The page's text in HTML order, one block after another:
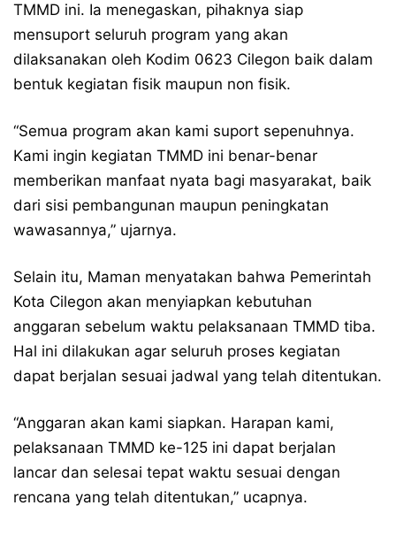
TMMD ini. Ia menegaskan, pihaknya siap
mensuport seluruh program yang akan
dilaksanakan oleh Kodim 0623 Cilegon baik dalam
bentuk kegiatan fisik maupun non fisik.
“Semua program akan kami suport sepenuhnya.
Kami ingin kegiatan TMMD ini benar-benar
memberikan manfaat nyata bagi masyarakat, baik
dari sisi pembangunan maupun peningkatan
wawasannya,” ujarnya.
Selain itu, Maman menyatakan bahwa Pemerintah
Kota Cilegon akan menyiapkan kebutuhan
anggaran sebelum waktu pelaksanaan TMMD tiba.
Hal ini dilakukan agar seluruh proses kegiatan
dapat berjalan sesuai jadwal yang telah ditentukan.
“Anggaran akan kami siapkan. Harapan kami,
pelaksanaan TMMD ke-125 ini dapat berjalan
lancar dan selesai tepat waktu sesuai dengan
rencana yang telah ditentukan,” ucapnya.